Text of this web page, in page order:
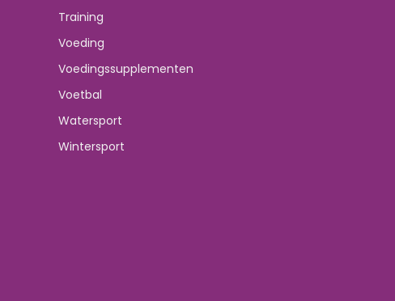
Training
Voeding
Voedingssupplementen
Voetbal
Watersport
Wintersport